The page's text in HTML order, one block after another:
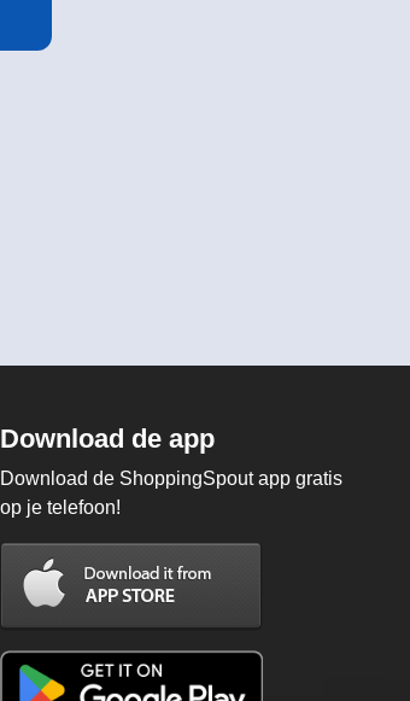
Download de app
Download de ShoppingSpout app gratis
op je telefoon!